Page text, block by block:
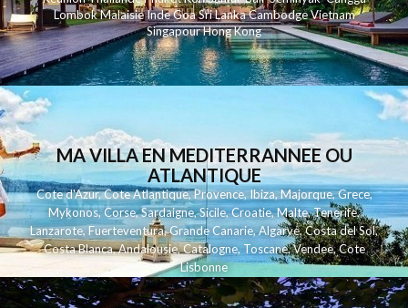
LombokMalaisieIndeGoaSri LankaCambodgeVietnam
SingapourHong Kong
MA VILLA EN MEDITERRANNEE OU
ATLANTIQUE
Cote d'Azur,Cote Atlantique,Provence,Ibiza,Majorque,Grece,
Mykonos,Corse,Sardaigne,Sicile,Croatie,Malte,Tenerife,
Lanzarote,Fuerteventura,Grande Canarie,Algarve,Costa del Sol,
Costa Blanca,Andalousie,Catalogne,Toscane,Vendee,Cote
Lisbonne